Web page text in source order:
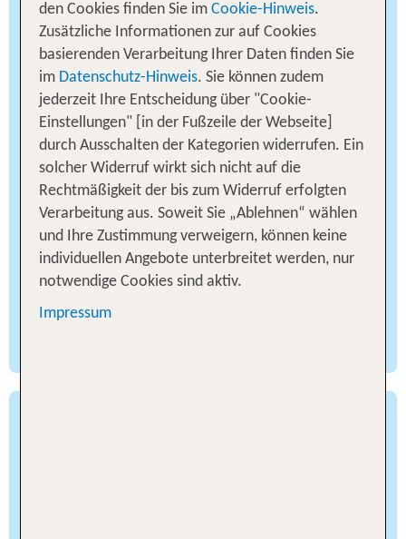
Marokko befindet sich zwischen Atlantik,
Mittelmeer und Sahara. Entsprechend vielfältig
sind die klimatischen Zonen. Grundsätzlich
dominiert ein subtropisches Klima mit heißen
Sommern und milden Wintern. An der
Atlantikküste, etwa in Agadir, sorgt der
Kanarenstrom für gemäßigte Temperaturen und
eine frische Brise. Die beste Reisezeit für einen
Badeurlaub in Marokko mit langen Strandtagen
oder Sightseeing, zum Beispiel im Hafenstädtchen
Essaouira, ist der Sommer: Das Thermometer
klettert hier trotzdem nur selten über
Werte immer noch bei angenehmen 18 bis
den Cookies finden Sie im Cookie-Hinweis.
Zusätzliche Informationen zur auf Cookies
basierenden Verarbeitung Ihrer Daten finden Sie
im Datenschutz-Hinweis. Sie können zudem
jederzeit Ihre Entscheidung über "Cookie-
Einstellungen" [in der Fußzeile der Webseite]
durch Ausschalten der Kategorien widerrufen. Ein
solcher Widerruf wirkt sich nicht auf die
Rechtmäßigkeit der bis zum Widerruf erfolgten
Verarbeitung aus. Soweit Sie „Ablehnen“ wählen
und Ihre Zustimmung verweigern, können keine
individuellen Angebote unterbreitet werden, nur
notwendige Cookies sind aktiv.
Impressum